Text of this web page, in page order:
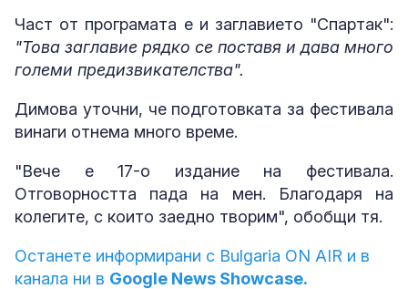
Част от програмата е и заглавието "Спартак":
"Това заглавие рядко се поставя и дава много
големи предизвикателства".
Димова уточни, че подготовката за фестивала
винаги отнема много време.
"Вече е 17-о издание на фестивала.
Отговорността пада на мен. Благодаря на
колегите, с които заедно творим", обобщи тя.
Останете информирани с Bulgaria ON AIR и в
канала ни в Google News Showcase.